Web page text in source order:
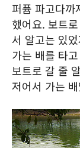
퍼퓸 파고다까
했어요. 보트
서 알고는 있
가는 배를 타
보트로 갈 줄
저어서 가는